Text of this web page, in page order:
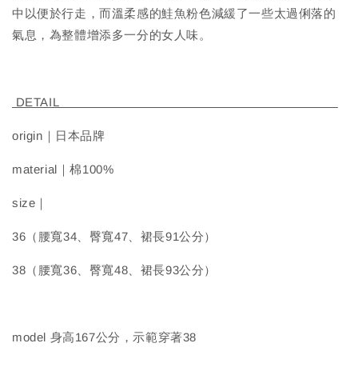
中以便於行走，而溫柔感的鮭魚粉色減緩了一些太過俐落的
氣息，為整體增添多一分的女人味。
DETAIL
origin｜日本品牌
material｜棉100%
size｜
36（腰寬34、臀寬47、裙長91公分）
38（腰寬36、臀寬48、裙長93公分）
model 身高167公分，示範穿著38